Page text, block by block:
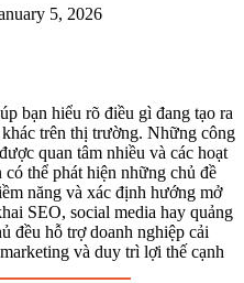
5, 2026
bạn hiểu rõ điều gì đang tạo ra
trên thị trường. Những công
quan tâm nhiều và các hoạt
thể phát hiện những chủ đề
năng và xác định hướng mở
SEO, social media hay quảng
đều hỗ trợ doanh nghiệp cải
và duy trì lợi thế cạnh